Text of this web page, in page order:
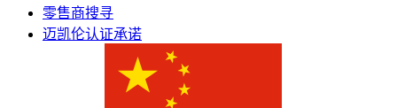
零售商搜寻
迈凯伦认证承诺